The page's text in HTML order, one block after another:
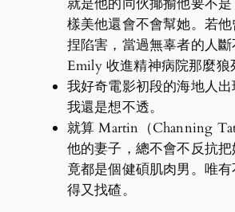
就是他的同伙揶揄他要不
樣美他還會不會幫她。若
捏陷害，當過無辜者的人
Emily 收進精神病院那麼狼
我好奇電影初段的海地人
我還是想不透。
就算 Martin（Channing
他的妻子，總不會不反抗
竟都是個健碩肌肉男。唯
得又找碴。